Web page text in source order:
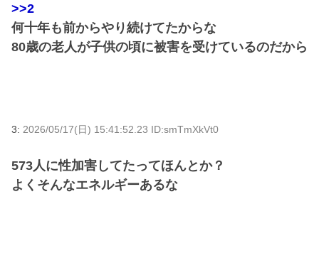
>>2
何十年も前からやり続けてたからな
80歳の老人が子供の頃に被害を受けているのだから
3: 2026/05/17(日) 15:41:52.23 ID:smTmXkVt0
573人に性加害してたってほんとか？
よくそんなエネルギーあるな